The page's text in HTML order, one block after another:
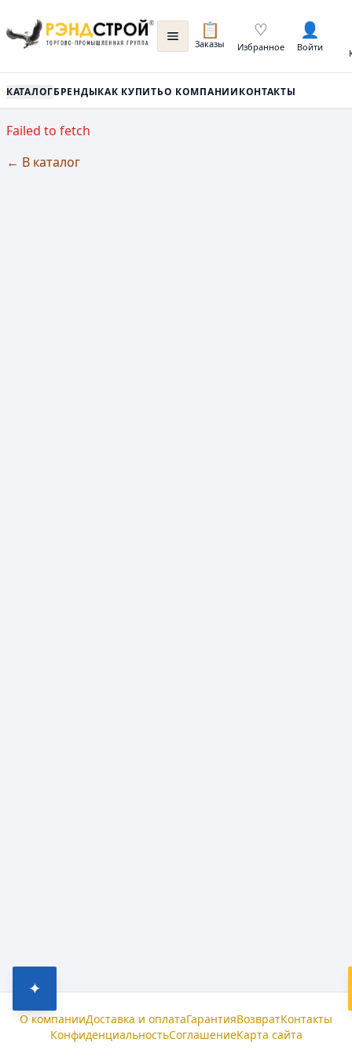
📋
Заказы
♡
Избранное
👤
Войти
КАТАЛОГБРЕНДЫКАК КУПИТЬО КОМПАНИИКОНТАКТЫ
Failed to fetch
← В каталог
✦
О компанииДоставка и оплатаГарантияВозвратКонтакты
КонфиденциальностьСоглашениеКарта сайта